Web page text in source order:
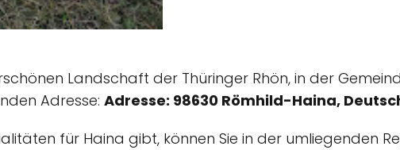
Landschaft der Thüringer Rhön, in der
Adresse: Adresse: 98630 Römhild-Haina,
für Haina gibt, können Sie in der umliegenden